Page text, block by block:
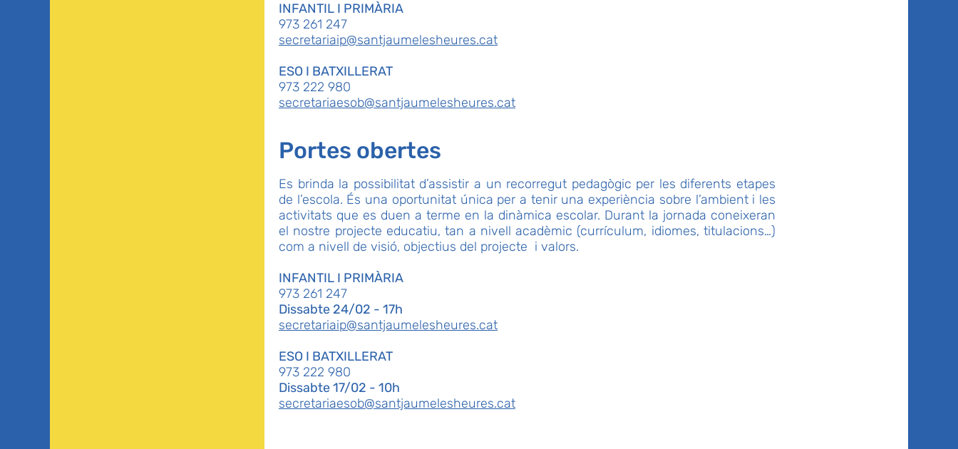
INFANTIL I PRIMÀRIA
973 261 247
secretariaip@santjaumelesheures.cat
ESO I BATXILLERAT
973 222 980
secretariaesob@santjaumelesheures.cat
Portes obertes
Es brinda la possibilitat d’assistir a un recorregut pedagògic per les diferents etapes
de l’escola. És una oportunitat única per a tenir una experiència sobre l’ambient i les
activitats que es duen a terme en la dinàmica escolar. Durant la jornada coneixeran
el nostre projecte educatiu, tan a nivell acadèmic (currículum, idiomes, titulacions…)
com a nivell de visió, objectius del projecte i valors.
INFANTIL I PRIMÀRIA
973 261 247
Dissabte 24/02 - 17h
secretariaip@santjaumelesheures.cat
ESO I BATXILLERAT
973 222 980
Dissabte 17/02 - 10h
secretariaesob@santjaumelesheures.cat